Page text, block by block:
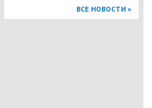
ВСЕ НОВОСТИ »